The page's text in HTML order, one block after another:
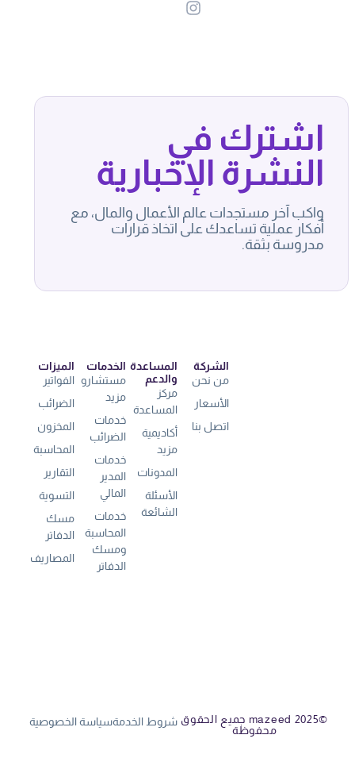
اشترك في
النشرة الإخبارية
واكب آخر مستجدات عالم الأعمال والمال، مع
أفكار عملية تساعدك على اتخاذ قرارات
مدروسة بثقة.
الميزات
الفواتير
الضرائب
المخزون
المحاسبة
التقارير
التسوية
مسك
الدفاتر
المصاريف
الخدمات
مستشارو
مزيد
خدمات
الضرائب
خدمات
المدير
المالي
خدمات
المحاسبة
ومسك
الدفاتر
المساعدة
والدعم
مركز
المساعدة
أكاديمية
مزيد
المدونات
الأسئلة
الشائعة
الشركة
من نحن
الأسعار
اتصل بنا
شروط الخدمةسياسة الخصوصية
©mazeed 2025 جميع الحقوق
محفوظة